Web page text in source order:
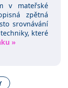
v mateřské
zpětná
srovnávání
které
»